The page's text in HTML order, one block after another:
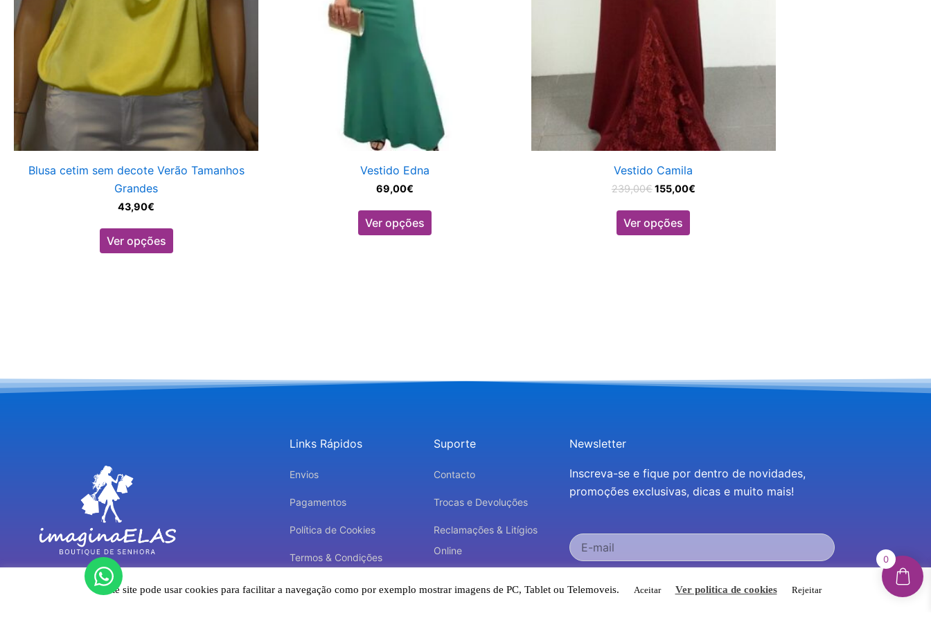
Blusa cetim sem decote Verão Tamanhos
Grandes
43,90€
Ver opções
on
the
product
page
Vestido Edna
69,00€
Ver opções
Vestido Camila
239,00€155,00€
Ver opções
on
the
product
page
Na Imagina ELAS, cada detalhe é pensado para si!
Links Rápidos
Envios
Pagamentos
Política de Cookies
Termos & Condições
Política de Privacidade
Suporte
Contacto
Trocas e Devoluções
Reclamações & Litígios
Online
Eletrónico
Newsletter
Inscreva-se e fique por dentro de novidades,
promoções exclusivas, dicas e muito mais!
concordo com a Política de Privacidade do site.
Este site pode usar cookies para facilitar a navegação como por exemplo mostrar imagens de PC, Tablet ou Telemoveis. Aceitar Ver politica de cookies Rejeitar
0